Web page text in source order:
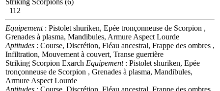
112
Equipement: Pistolet shuriken, Epée tronçonneuse de Scorpion ,
Grenades à plasma, Mandibules, Armure Aspect Lourde
Aptitudes : Course, Discrétion, Fléau ancestral, Frappe des ombres ,
Infiltration, Mouvement à couvert, Transe guerrière
Striking Scorpion Exarch Equipement: Pistolet shuriken, Epée
tronçonneuse de Scorpion , Grenades à plasma, Mandibules,
Armure Aspect Lourde
Aptitudes : Course, Discrétion, Fléau ancestral, Frappe des ombres ,